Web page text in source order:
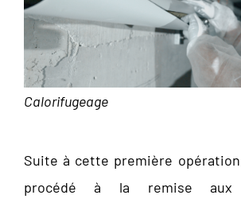
Calorifugeage
Suite à cette première
procédé à la remise aux